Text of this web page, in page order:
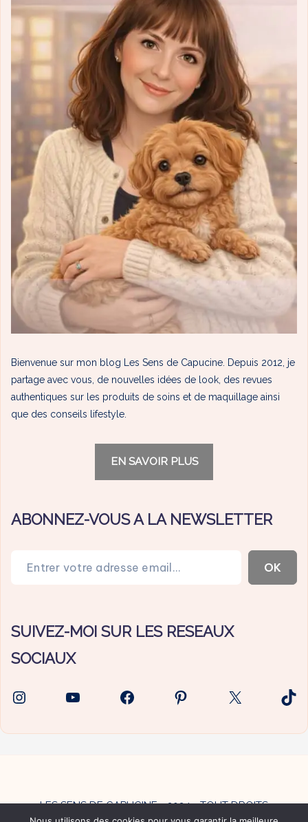
Bienvenue sur mon blog Les Sens de Capucine. Depuis 2012, je
partage avec vous, de nouvelles idées de look, des revues
authentiques sur les produits de soins et de maquillage ainsi
que des conseils lifestyle.
EN SAVOIR PLUS
ABONNEZ-VOUS A LA NEWSLETTER
OK
SUIVEZ-MOI SUR LES RESEAUX
SOCIAUX
InstagramYouTubeFacebookPinterest
X
LES SENS DE CAPUCINE - 2024 - TOUT DROITS